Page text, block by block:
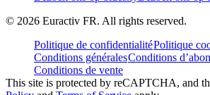
© 2026 Euractiv FR. All rights reserved.
Politique de confidentialitéPolitique
Conditions généralesConditions
Conditions de vente
This site is protected by reCAPTCHA, and